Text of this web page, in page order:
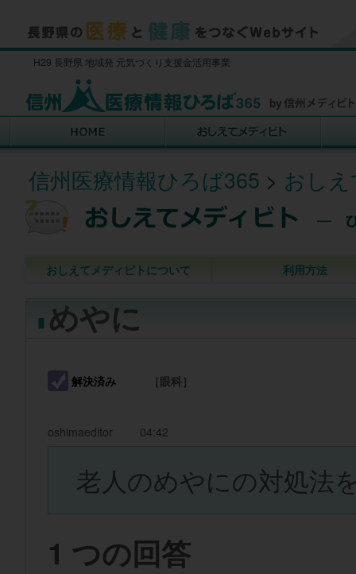
H29 長野県 地域発 元気づくり支援金活用事業
信州医療情報ひろば365 > おし
おしえてメディビトについて 利用方法
めやに
解決済み ［眼科］
oshimaeditor 04:42
老人のめやにの対処法
1 つの回答